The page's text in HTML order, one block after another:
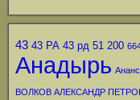
43 43 РА 43 рд 51 200
Анадырь
ВОЛКОВ АЛЕКСАНДР